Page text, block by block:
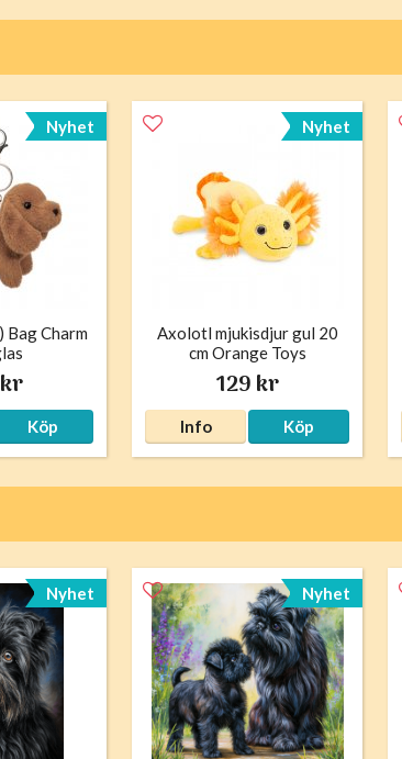
Nyhet
Bag Charm
Köp
Nyhet
Axolotl mjukisdjur gul 20
cm Orange Toys
129 kr
Info Köp
Nyhet Nyhet